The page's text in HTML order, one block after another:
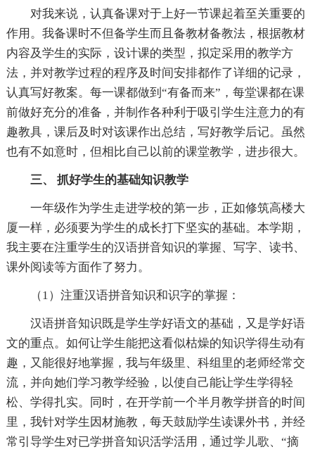
对我来说，认真备课对于上好一节课起着至关重要的
作用。我备课时不但备学生而且备教材备教法，根据教材
内容及学生的实际，设计课的类型，拟定采用的教学方
法，并对教学过程的程序及时间安排都作了详细的记录，
认真写好教案。每一课都做到“有备而来”，每堂课都在课
前做好充分的准备，并制作各种利于吸引学生注意力的有
趣教具，课后及时对该课作出总结，写好教学后记。虽然
也有不如意时，但相比自己以前的课堂教学，进步很大。
三、 抓好学生的基础知识教学
一年级作为学生走进学校的第一步，正如修筑高楼大
厦一样，必须要为学生的成长打下坚实的基础。本学期，
我主要在注重学生的汉语拼音知识的掌握、写字、读书、
课外阅读等方面作了努力。
（1）注重汉语拼音知识和识字的掌握：
汉语拼音知识既是学生学好语文的基础，又是学好语
文的重点。如何让学生能把这看似枯燥的知识学得生动有
趣，又能很好地掌握，我与年级里、科组里的老师经常交
流，并向她们学习教学经验，以使自己能让学生学得轻
松、学得扎实。同时，在开学前一个半月教学拼音的时间
里，我针对学生因材施教，每天鼓励学生读课外书，并经
常引导学生对已学拼音知识活学活用，通过学儿歌、“摘